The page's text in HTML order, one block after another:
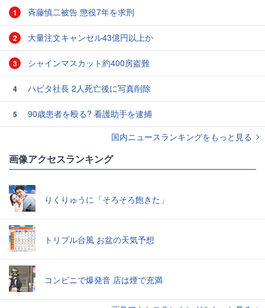
1 斉藤慎二被告 懲役7年を求刑
2 大量注文キャンセル43億円以上か
3 シャインマスカット約400房盗難
4 ハビタ社長 2人死亡後に写真削除
5
90歳患者を殴る? 看護助手を逮捕
国内ニュースランキングをもっと見る
画像アクセスランキング
りくりゅうに「そろそろ飽きた」
トリプル台風 お盆の天気予想
コンビニで爆発音 店は煙で充満